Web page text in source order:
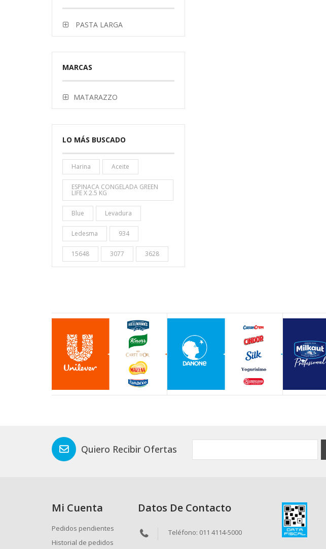
PASTA LARGA
MARCAS
MATARAZZO
LO MÁS BUSCADO
Harina Aceite
ESPINACA CONGELADA GREEN
LIFE X 2.5 KG
Blue Levadura
Ledesma 934
15648 3077 3628
Quiero Recibir Ofertas
Mi Cuenta
Pedidos pendientes
Historial de pedidos
Datos De Contacto
Teléfono: 011 4114-5000